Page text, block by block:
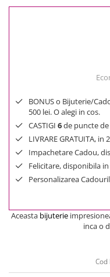
300 Lei - 500 Lei
BONUS o Bijuterie/
500 lei. O alegi in cos.
CASTIGI 6de puncte
LIVRARE GRATUITA,
Impachetare Cadou,
Felicitare, disponibila in
Personalizarea
Aceasta bijuterie
inca o
Cod